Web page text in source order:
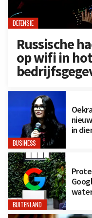
DEFENSIE
Russische
op wifi in
BUSINESS
in
BUITENLAND